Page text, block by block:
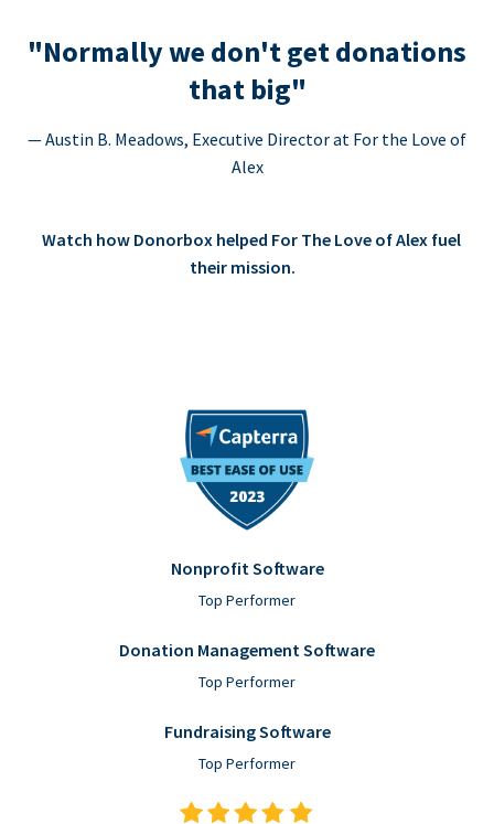
"Normally we don't get donations
that big"
— Austin B. Meadows, Executive Director at For the Love of
Alex
Watch how Donorbox helped For The Love of Alex fuel
their mission.
Nonprofit Software
Top Performer
Donation Management Software
Top Performer
Fundraising Software
Top Performer